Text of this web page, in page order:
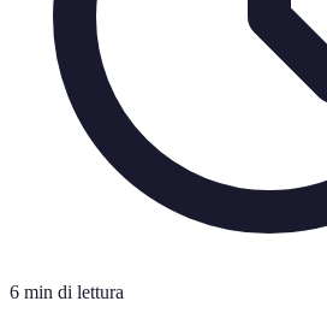
6 min di lettura